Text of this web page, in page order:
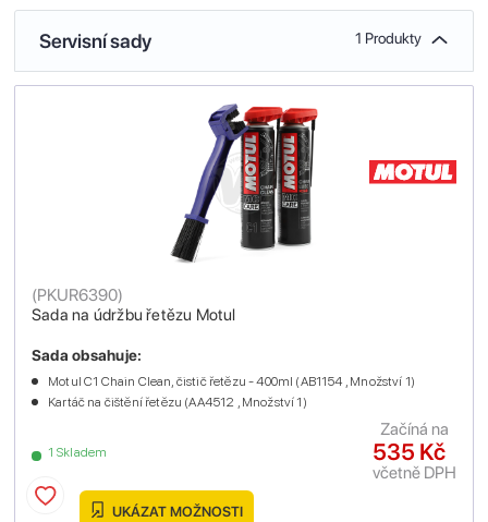
Servisní sady 1 Produkty
Sada na údržbu řetězu Motul
(PKUR6390)
1 Skladem
Sada obsahuje:
Motul C1 Chain Clean, čistič řetězu - 400ml (AB1154 , Množství 1)
Kartáč na čištění řetězu (AA4512 , Množství 1)
535 Kč
včetně DPH
Začíná na
UKÁZAT MOŽNOSTI